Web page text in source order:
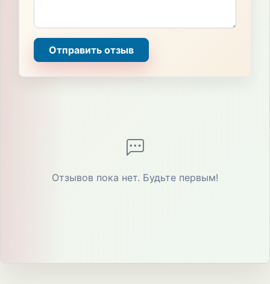
Отправить отзыв
Отзывов пока нет. Будьте первым!